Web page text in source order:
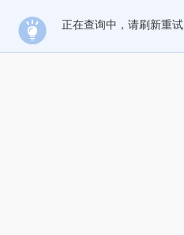
正在查询中，请刷新重试